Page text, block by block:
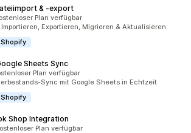
& ‑export
insgesamtPlan verfügbar
Exportieren, Migrieren & Aktualisieren
Sheets Sync
insgesamtPlan verfügbar
Sync mit Google Sheets in Echtzeit
Shop Integration
Plan verfügbar